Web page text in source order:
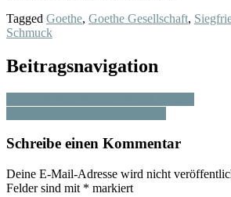
Tagged Goethe, Goethe Gesellschaft,
Schmuck
Beitragsnavigation
Schreibe einen Kommentar
Deine E-Mail-Adresse wird nicht
Felder sind mit * markiert